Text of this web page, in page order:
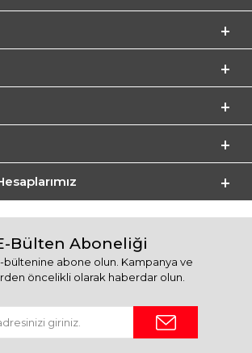
Bülten Aboneliği
abone olun. Kampanya ve
öncelikli olarak haberdar olun.